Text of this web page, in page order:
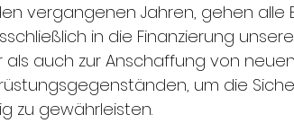
vergangenen Jahren, gehen alle
in die Finanzierung
auch zur Anschaffung von
um die
zu gewährleisten.